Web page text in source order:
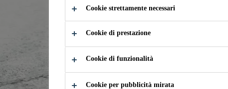
Cookie strettamente necessari
Cookie di prestazione
Cookie di funzionalità
Cookie per pubblicità mirata